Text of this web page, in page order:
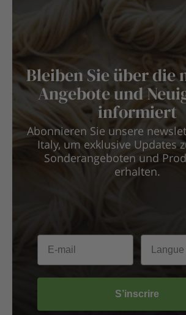
Bleiben Sie über die
Angebote und
informiert
Abonnieren Sie unsere
Italy, um exklusive Updates
Sonderangeboten und
erhalten.
S’inscrire